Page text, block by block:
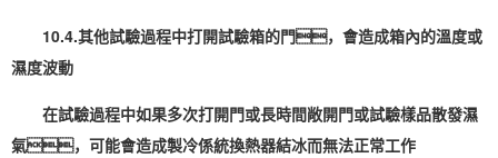
10.4.其他試驗過程中打開試驗箱的門，會造成箱內的溫度或
濕度波動
在試驗過程中如果多次打開門或長時間敞開門或試驗樣品散發濕
氣，可能會造成製冷係統換熱器結冰而無法正常工作